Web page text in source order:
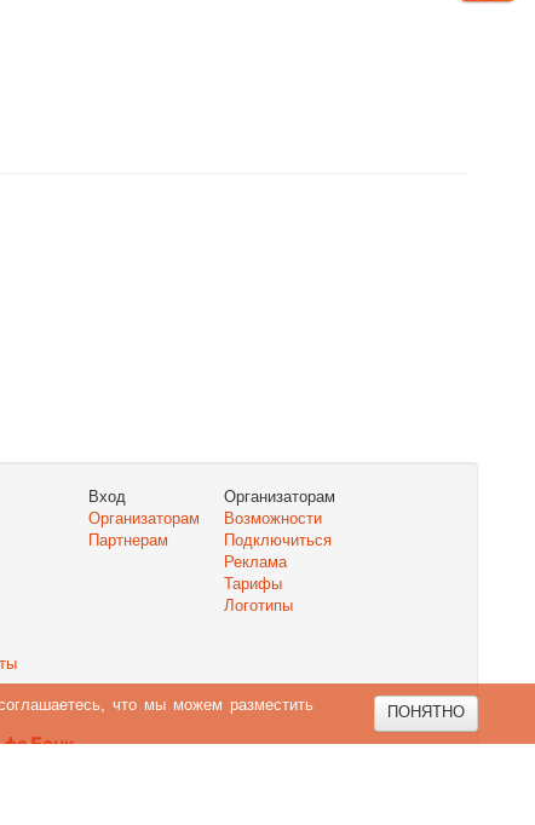
что мы можем разместить
ПОНЯТНО
Вход
Организаторам
Партнерам
Организаторам
Возможности
Подключиться
Реклама
Тарифы
Логотипы